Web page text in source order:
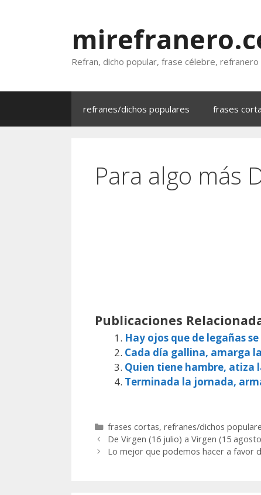
Refran, dicho popular, frase célebre,
refranes/dichos populares frases
Para algo más
Publicaciones
Hay ojos que de legañas
Cada día gallina, amarga
Quien tiene hambre, atiza
Terminada la jornada,
Categorías
frases cortas, refranes/dichos
De Virgen (16 julio) a Virgen (15
Lo mejor que podemos hacer a favor